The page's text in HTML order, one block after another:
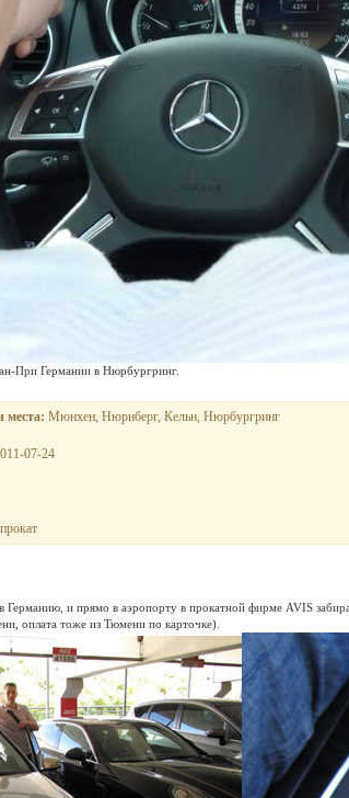
При Германии в Нюрбургринг.
места: Мюнхен, Нюрнберг, Кельн, Нюрбургринг
07-24
и прямо в аэропорту в прокатной фирме AVIS
оплата тоже из Тюмени по карточке).